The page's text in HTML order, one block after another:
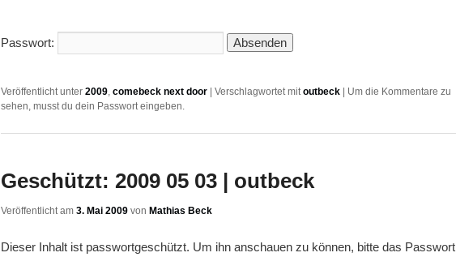
Passwort:
Veröffentlicht unter 2009 comebeck next door | Verschlagwortet mit outbeck | Um die Kommentare zu
sehen, musst du dein Passwort eingeben.
Geschützt: 2009 05 03 | outbeck
Veröffentlicht am 3. Mai 2009 von Mathias Beck
Dieser Inhalt ist passwortgeschützt. Um ihn anschauen zu können, bitte das Passwort